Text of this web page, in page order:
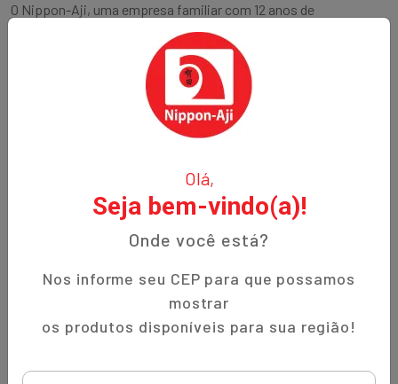
Olá,
Seja bem-vindo(a)!
Onde você está?
Nos informe seu CEP para que possamos
mostrar
os produtos disponíveis para sua região!
O Nippon-Aji, uma empresa familiar com 12 anos de
experiência, é especializada em produtos orientais e naturais.
Fundada no bairro Bigorrilho em Curitiba, temos o
compromisso de oferecer aos nossos clientes qualidade,
preços justos e um atendimento excepcional. Descubra a
autenticidade e a tradição em cada produto!
Termos de Uso
Política de Privacidade
Trocas e Devoluções
Nippon-Aji App